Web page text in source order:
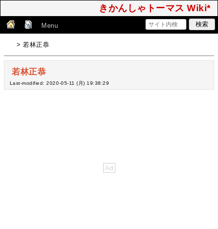
きかんしゃトーマス Wiki*
Menu
> 若林正恭
若林正恭
Last-modified: 2020-05-11 (月) 19:38:29